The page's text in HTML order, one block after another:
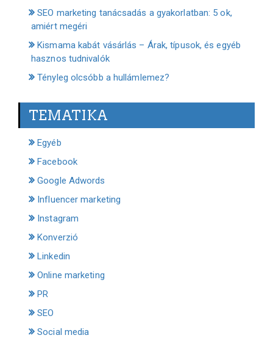
SEO marketing tanácsadás a gyakorlatban: 5 ok,
amiért megéri
Kismama kabát vásárlás – Árak, típusok, és egyéb
hasznos tudnivalók
Tényleg olcsóbb a hullámlemez?
TEMATIKA
Egyéb
Facebook
Google Adwords
Influencer marketing
Instagram
Konverzió
Linkedin
Online marketing
PR
SEO
Social media